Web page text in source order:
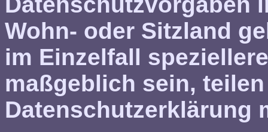
Wohn- oder Sitzland
im Einzelfall
maßgeblich sein,
Datenschutzerklärung